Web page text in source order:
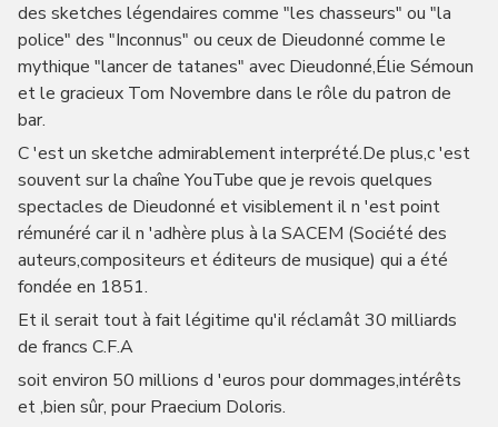
des sketches légendaires comme "les chasseurs" ou "la
police" des "Inconnus" ou ceux de Dieudonné comme le
mythique "lancer de tatanes" avec Dieudonné,Élie Sémoun
et le gracieux Tom Novembre dans le rôle du patron de
bar.
C 'est un sketche admirablement interprété.De plus,c 'est
souvent sur la chaîne YouTube que je revois quelques
spectacles de Dieudonné et visiblement il n 'est point
rémunéré car il n 'adhère plus à la SACEM (Société des
auteurs,compositeurs et éditeurs de musique) qui a été
fondée en 1851.
Et il serait tout à fait légitime qu'il réclamât 30 milliards
de francs C.F.A
soit environ 50 millions d 'euros pour dommages,intérêts
et ,bien sûr, pour Praecium Doloris.